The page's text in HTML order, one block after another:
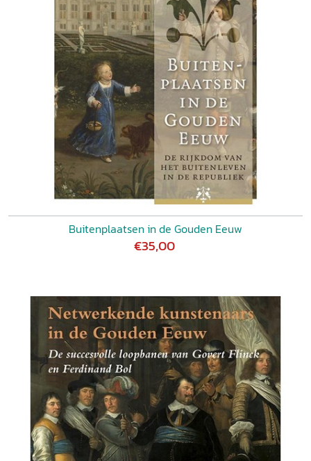
Buitenplaatsen in de Gouden Eeuw
€35,00